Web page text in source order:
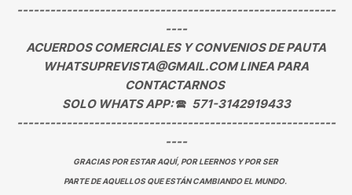
----------------------------------------------------------
----
ACUERDOS COMERCIALES Y CONVENIOS DE PAUTA
WHATSUPREVISTA@GMAIL.COM LINEA PARA
CONTACTARNOS
SOLO WHATS APP:🕿 571-3142919433
----------------------------------------------------------
----
GRACIAS POR ESTAR AQUÍ, POR LEERNOS Y POR SER
PARTE DE AQUELLOS QUE ESTÁN CAMBIANDO EL MUNDO.